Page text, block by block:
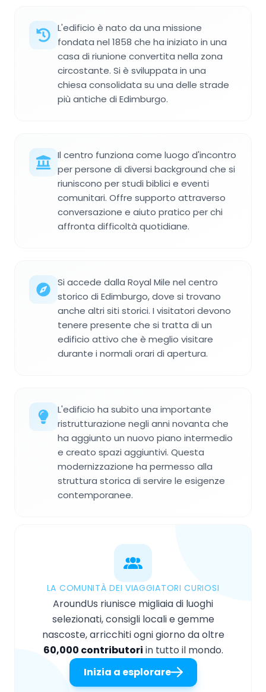
L'edificio è nato da una missione
fondata nel 1858 che ha iniziato in una
casa di riunione convertita nella zona
circostante. Si è sviluppata in una
chiesa consolidata su una delle strade
più antiche di Edimburgo.
Il centro funziona come luogo d'incontro
per persone di diversi background che si
riuniscono per studi biblici e eventi
comunitari. Offre supporto attraverso
conversazione e aiuto pratico per chi
affronta difficoltà quotidiane.
Si accede dalla Royal Mile nel centro
storico di Edimburgo, dove si trovano
anche altri siti storici. I visitatori devono
tenere presente che si tratta di un
edificio attivo che è meglio visitare
durante i normali orari di apertura.
L'edificio ha subito una importante
ristrutturazione negli anni novanta che
ha aggiunto un nuovo piano intermedio
e creato spazi aggiuntivi. Questa
modernizzazione ha permesso alla
struttura storica di servire le esigenze
contemporanee.
LA COMUNITÀ DEI VIAGGIATORI CURIOSI
AroundUs riunisce migliaia di luoghi
selezionati, consigli locali e gemme
nascoste, arricchiti ogni giorno da oltre
60,000 contributori in tutto il mondo.
Inizia a esplorare